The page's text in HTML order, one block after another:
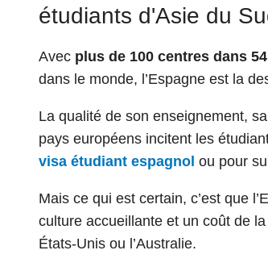
étudiants d'Asie du
Avec plus de 100 centres dans
dans le monde, l’Espagne est la
La qualité de son enseignement,
pays européens incitent les
visa étudiant espagnol ou pour
Mais ce qui est certain, c’est que
culture accueillante et un coût de
États-Unis ou l’Australie.